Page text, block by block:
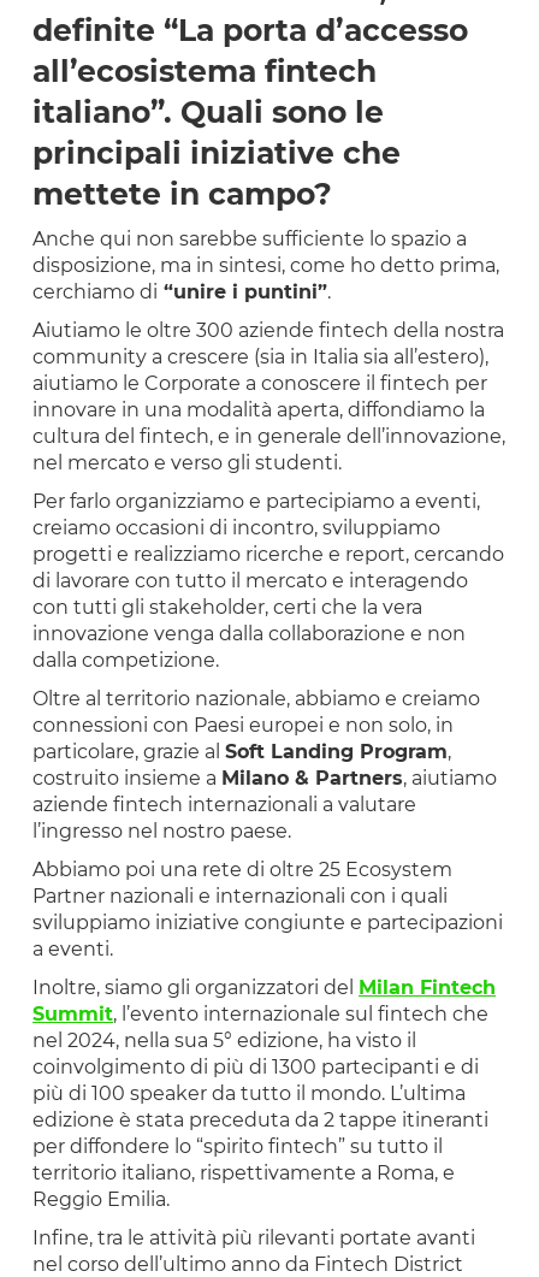
definite “La porta d’accesso
all’ecosistema fintech
italiano”. Quali sono le
principali iniziative che
mettete in campo?
Anche qui non sarebbe sufficiente lo spazio a
disposizione, ma in sintesi, come ho detto prima,
cerchiamo di “unire i puntini”.
Aiutiamo le oltre 300 aziende fintech della nostra
community a crescere (sia in Italia sia all’estero),
aiutiamo le Corporate a conoscere il fintech per
innovare in una modalità aperta, diffondiamo la
cultura del fintech, e in generale dell’innovazione,
nel mercato e verso gli studenti.
Per farlo organizziamo e partecipiamo a eventi,
creiamo occasioni di incontro, sviluppiamo
progetti e realizziamo ricerche e report, cercando
di lavorare con tutto il mercato e interagendo
con tutti gli stakeholder, certi che la vera
innovazione venga dalla collaborazione e non
dalla competizione.
Oltre al territorio nazionale, abbiamo e creiamo
connessioni con Paesi europei e non solo, in
particolare, grazie al Soft Landing Program,
costruito insieme a Milano & Partners, aiutiamo
aziende fintech internazionali a valutare
l’ingresso nel nostro paese.
Abbiamo poi una rete di oltre 25 Ecosystem
Partner nazionali e internazionali con i quali
sviluppiamo iniziative congiunte e partecipazioni
a eventi.
Inoltre, siamo gli organizzatori del Milan Fintech
Summit, l’evento internazionale sul fintech che
nel 2024, nella sua 5° edizione, ha visto il
coinvolgimento di più di 1300 partecipanti e di
più di 100 speaker da tutto il mondo. L’ultima
edizione è stata preceduta da 2 tappe itineranti
per diffondere lo “spirito fintech” su tutto il
territorio italiano, rispettivamente a Roma, e
Reggio Emilia.
Infine, tra le attività più rilevanti portate avanti
nel corso dell’ultimo anno da Fintech District